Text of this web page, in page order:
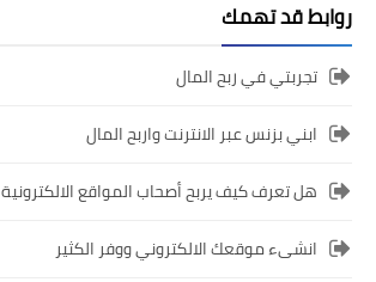
روابط قد تهمك
تجربتي في ربح المال
ابني بزنس عبر الانترنت واربح المال
هل تعرف كيف يربح أصحاب المواقع الالكترونية
انشىء موقعك الالكتروني ووفر الكثير